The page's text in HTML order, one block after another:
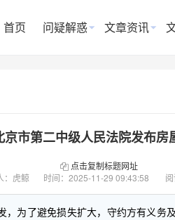
首页 问疑解惑 文章资讯
市第二中级人民法院发布房
点击复制标题网址
：虎鲸
时间： 2025-11-29 09:43:58
，为了避免损失扩大，守约方有义务